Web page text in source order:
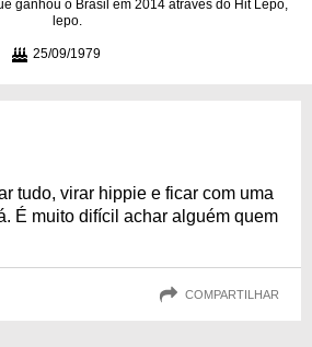
ganhou o Brasil em 2014 através do Hit Lepo,
lepo.
25/09/1979
tudo, virar hippie e ficar com uma
É muito difícil achar alguém quem
COMPARTILHAR